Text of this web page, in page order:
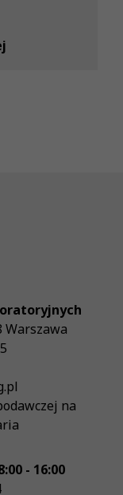
Warszawa
na
- 16:00